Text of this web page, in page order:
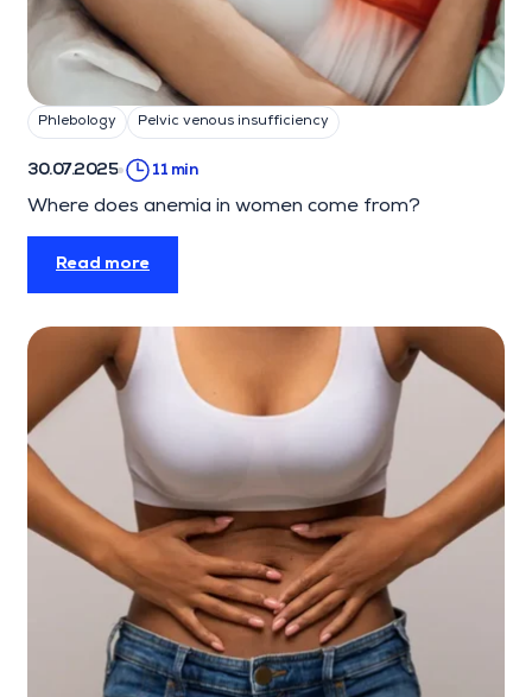
Phlebology Pelvic venous insufficiency
30.07.2025 11 min
Where does anemia in women come from?
Read more